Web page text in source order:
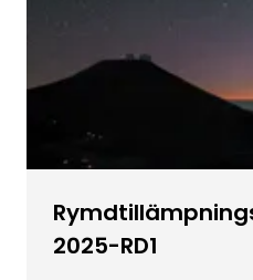
2025-RD1